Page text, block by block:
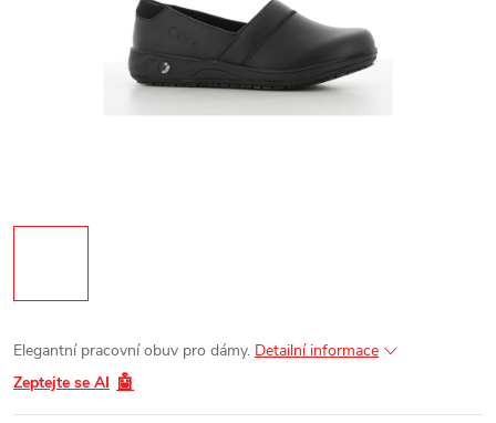
Elegantní pracovní obuv pro dámy. Detailní informace
Zeptejte se AI 🤖